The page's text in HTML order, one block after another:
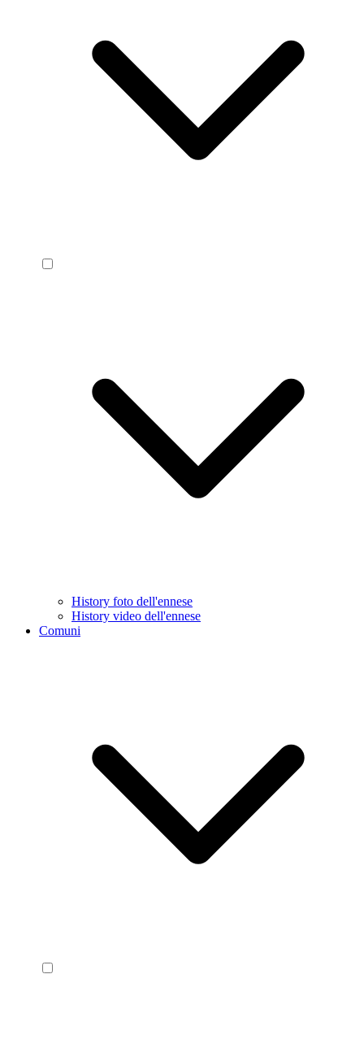
History foto dell'ennese
History video dell'ennese
Comuni